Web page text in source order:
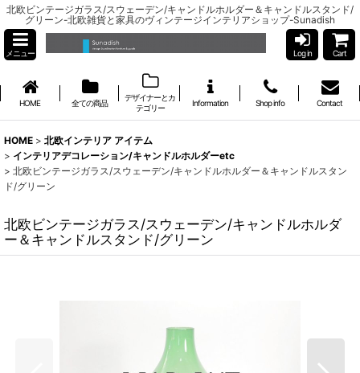
北欧ビンテージガラス/スウェーデン/キャンドルホルダー＆キャンドルスタンド/
グリーン-北欧雑貨と家具のヴィンテージインテリアショップ-Sunadish
メニュー Log in Cart
HOME 全ての商品
デザイナーとカ
テゴリー
Information Shop info Contact
HOME > 北欧インテリア アイテム
> インテリアデコレーション/キャンドルホルダーetc
> 北欧ビンテージガラス/スウェーデン/キャンドルホルダー＆キャンドルスタン
ド/グリーン
北欧ビンテージガラス/スウェーデン/キャンドルホルダ
ー＆キャンドルスタンド/グリーン